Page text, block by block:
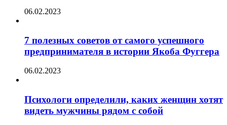
06.02.2023
7 полезных советов от самого успешного
предпринимателя в истории Якоба Фуггера
06.02.2023
Психологи определили, каких женщин хотят
видеть мужчины рядом с собой